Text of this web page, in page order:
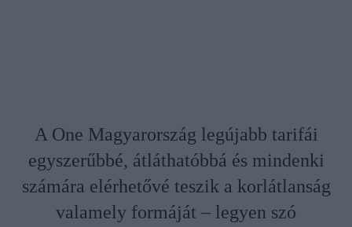
A One Magyarország legújabb tarifái
egyszerűbbé, átláthatóbbá és mindenki
számára elérhetővé teszik a korlátlanság
valamely formáját – legyen szó